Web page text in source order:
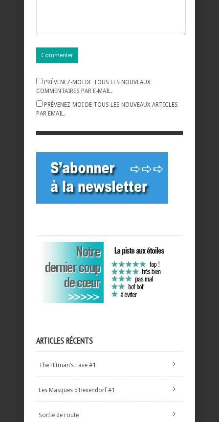
PRÉVENEZ-MOI DE TOUS LES NOUVEAUX
COMMENTAIRES PAR E-MAIL.
PRÉVENEZ-MOI DE TOUS LES NOUVEAUX ARTICLES
PAR EMAIL.
ARTICLES RÉCENTS
The Hitman’s Fave #1
Les Masques d’Hexendorf #1
Sortie de route